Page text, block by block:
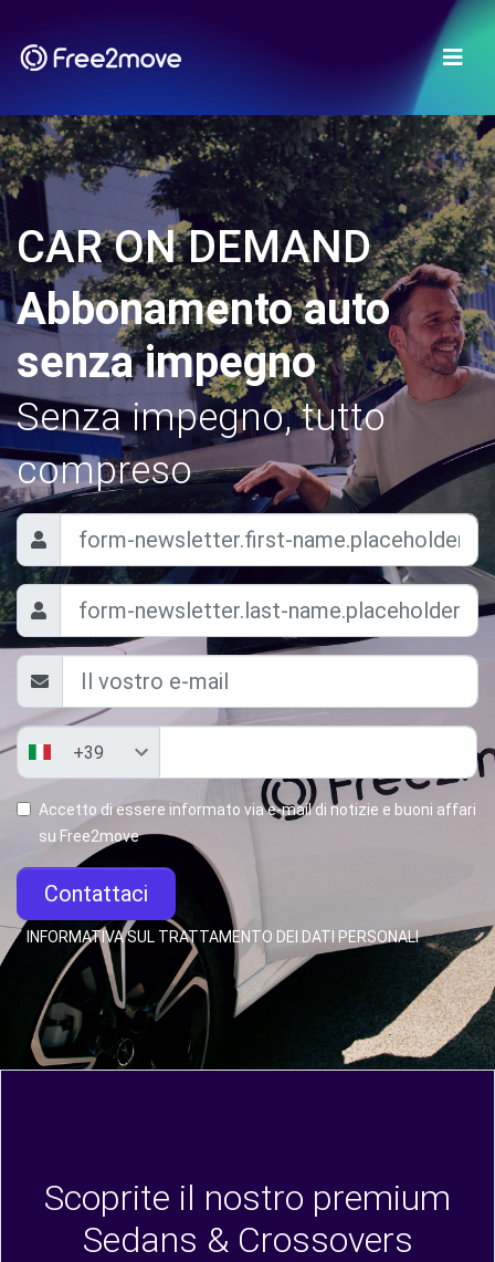
CAR ON DEMAND
Abbonamento auto
senza impegno
Senza impegno, tutto
compreso
Accetto di essere informato via e-mail di notizie e buoni affari
su Free2move
Contattaci
INFORMATIVA SUL TRATTAMENTO DEI DATI PERSONALI
Scoprite il nostro premium
Sedans & Crossovers